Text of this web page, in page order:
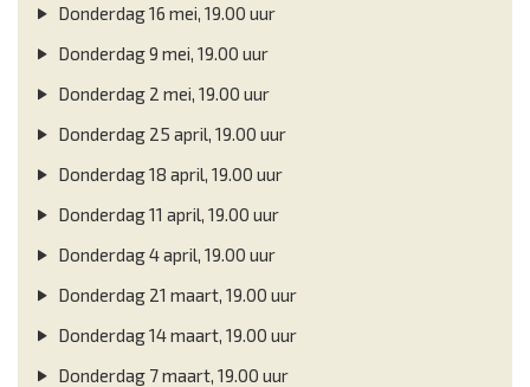
Donderdag 16 mei, 19.00 uur
Donderdag 9 mei, 19.00 uur
Donderdag 2 mei, 19.00 uur
Donderdag 25 april, 19.00 uur
Donderdag 18 april, 19.00 uur
Donderdag 11 april, 19.00 uur
Donderdag 4 april, 19.00 uur
Donderdag 21 maart, 19.00 uur
Donderdag 14 maart, 19.00 uur
Donderdag 7 maart, 19.00 uur